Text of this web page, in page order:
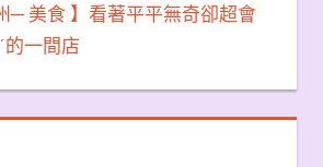
─ 美食 】看著平平無奇卻超會
的一間店